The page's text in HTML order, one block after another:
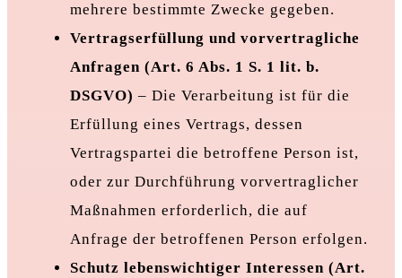
mehrere bestimmte Zwecke gegeben.
Vertragserfüllung und vorvertragliche
Anfragen (Art. 6 Abs. 1 S. 1 lit. b.
DSGVO) – Die Verarbeitung ist für die
Erfüllung eines Vertrags, dessen
Vertragspartei die betroffene Person ist,
oder zur Durchführung vorvertraglicher
Maßnahmen erforderlich, die auf
Anfrage der betroffenen Person erfolgen.
Schutz lebenswichtiger Interessen (Art.